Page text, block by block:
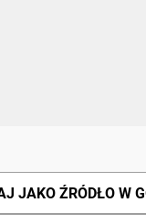
JAKO ŹRÓDŁO W